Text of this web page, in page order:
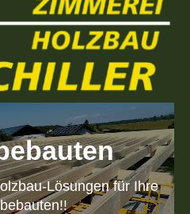
Lösungen für Ihre